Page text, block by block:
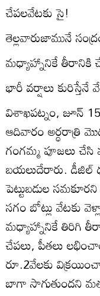
చేపలవేటకు సై!
తెల్లవారుజామునే
మధ్యాహ్నానికే తీరానికి
భారీ వర్షాలు కురిస్తేనే
విశాఖపట్నం, జూన్‌
ఆదివారం అర్ధరాత్రి
గంగమ్మ పూజలు చేసి
బయలుదేరారు. డీజిల్‌
పెట్టుబడుల
సగం బోట్లు వేటకు
మధ్యాహ్నానికే తిరిగి
చేపలు, పీతలు
రూ.2వేలకు
బాగా సాగుతుందని